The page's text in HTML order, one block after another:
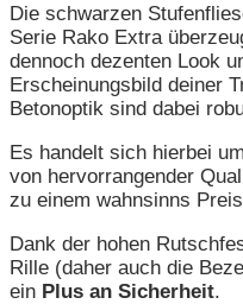
Die schwarzen
Serie Rako Extra
dennoch dezenten Look
Erscheinungsbild deiner
Betonoptik sind dabei
Es handelt sich hierbei
von hervorrangender
zu einem wahnsinns
Dank der hohen
Rille (daher auch die
ein Plus an Sicherheit.